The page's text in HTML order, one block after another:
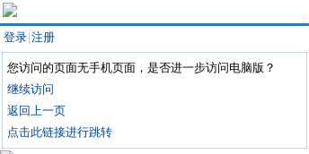
登录 注册
您访问的页面无手机页面，是否进一步访问电脑版？
继续访问
返回上一页
点击此链接进行跳转